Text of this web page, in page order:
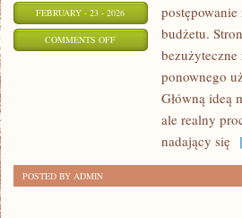
FEBRUARY - 23 - 2026
COMMENTS OFFON
RECYKLING
budżetu.
ponownego
Główną ideą
ale realny
nadający się
POSTED BY ADMIN